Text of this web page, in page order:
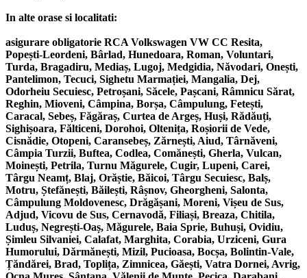
In alte orase si localitati:
asigurare obligatorie RCA Volkswagen VW CC Resita,
Popești-Leordeni, Bârlad, Hunedoara, Roman, Voluntari,
Turda, Bragadiru, Mediaș, Lugoj, Medgidia, Năvodari, Onești,
Pantelimon, Tecuci, Sighetu Marmației, Mangalia, Dej,
Odorheiu Secuiesc, Petroșani, Săcele, Pașcani, Râmnicu Sărat,
Reghin, Mioveni, Câmpina, Borșa, Câmpulung, Fetești,
Caracal, Sebeș, Făgăraș, Curtea de Argeș, Huși, Rădăuți,
Sighișoara, Fălticeni, Dorohoi, Oltenița, Roșiorii de Vede,
Cisnădie, Otopeni, Caransebeș, Zărnești, Aiud, Târnăveni,
Câmpia Turzii, Buftea, Codlea, Comănești, Gherla, Vulcan,
Moinești, Petrila, Turnu Măgurele, Cugir, Lupeni, Carei,
Târgu Neamț, Blaj, Orăștie, Băicoi, Târgu Secuiesc, Balș,
Motru, Ștefănești, Băilești, Râșnov, Gheorgheni, Salonta,
Câmpulung Moldovenesc, Drăgășani, Moreni, Vișeu de Sus,
Adjud, Vicovu de Sus, Cernavodă, Filiași, Breaza, Chitila,
Luduș, Negrești-Oaș, Măgurele, Baia Sprie, Buhuși, Ovidiu,
Șimleu Silvaniei, Calafat, Marghita, Corabia, Urziceni, Gura
Humorului, Dărmănești, Mizil, Pucioasa, Bocșa, Bolintin-Vale,
Țăndărei, Brad, Toplița, Zimnicea, Găești, Vatra Dornei, Avrig,